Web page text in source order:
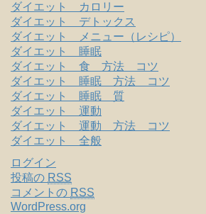
ダイエット カロリー
ダイエット デトックス
ダイエット メニュー（レシピ）
ダイエット 睡眠
ダイエット 食 方法 コツ
ダイエット 睡眠 方法 コツ
ダイエット 睡眠 質
ダイエット 運動
ダイエット 運動 方法 コツ
ダイエット 全般
ログイン
投稿の RSS
コメントの RSS
WordPress.org